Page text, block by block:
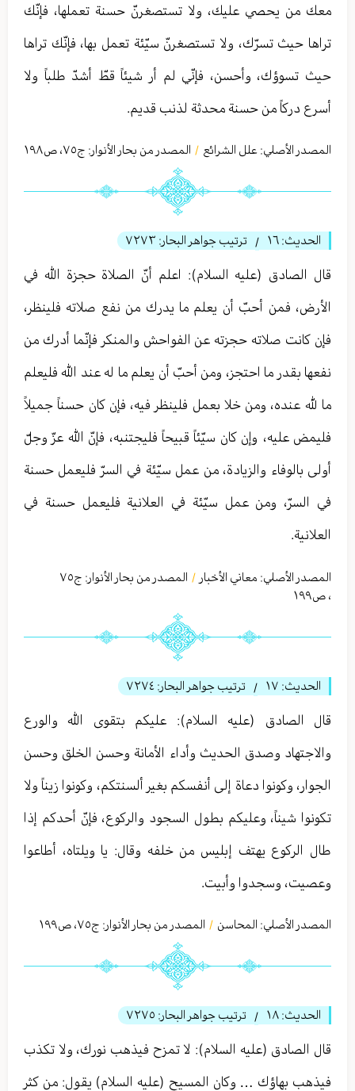
معك من يحصي عليك، ولا تستصغرنّ حسنة تعملها، فإنّك
تراها حيث تسرّك، ولا تستصغرنّ سيّئة تعمل بها، فإنّك تراها
حيث تسوؤك، وأحسن، فإنّي لم أر شيئاً قطّ أشدّ طلباً ولا
أسرع دركاً من حسنة محدثة لذنب قديم.
المصدر الأصلي: علل الشرائع / المصدر من بحار الأنوار: ج٧٥، ص١٩٨
الحديث: ١٦ / ترتيب جواهر البحار: ٧٢٧٣
قال الصادق (عليه السلام): اعلم أنّ الصلاة حجزة الله في
الأرض، فمن أحبّ أن يعلم ما يدرك من نفع صلاته فلينظر،
فإن كانت صلاته حجزته عن الفواحش والمنكر فإنّما أدرك من
نفعها بقدر ما احتجز، ومن أحبّ أن يعلم ما له عند الله فليعلم
ما لله عنده، ومن خلا بعمل فلينظر فيه، فإن كان حسناً جميلاً
فليمض عليه، وإن كان سيّئاً قبيحاً فليجتنبه، فإنّ الله عزّ وجلّ
أولى بالوفاء والزيادة، من عمل سيّئة في السرّ فليعمل حسنة
في السرّ، ومن عمل سيّئة في العلانية فليعمل حسنة في
العلانية.
المصدر الأصلي: معاني الأخبار / المصدر من بحار الأنوار: ج٧٥
، ص١٩٩
الحديث: ١٧ / ترتيب جواهر البحار: ٧٢٧٤
قال الصادق (عليه السلام): عليكم بتقوى الله والورع
والاجتهاد وصدق الحديث وأداء الأمانة وحسن الخلق وحسن
الجوار، وكونوا دعاة إلى أنفسكم بغير ألسنتكم، وكونوا زيناً ولا
تكونوا شيناً، وعليكم بطول السجود والركوع، فإنّ أحدكم إذا
طال الركوع يهتف إبليس من خلفه وقال: يا ويلتاه، أطاعوا
وعصيت، وسجدوا وأبيت.
المصدر الأصلي: المحاسن / المصدر من بحار الأنوار: ج٧٥، ص١٩٩
الحديث: ١٨ / ترتيب جواهر البحار: ٧٢٧٥
قال الصادق (عليه السلام): لا تمزح فيذهب نورك، ولا تكذب
فيذهب بهاؤك … وكان المسيح (عليه السلام) يقول: من كثر